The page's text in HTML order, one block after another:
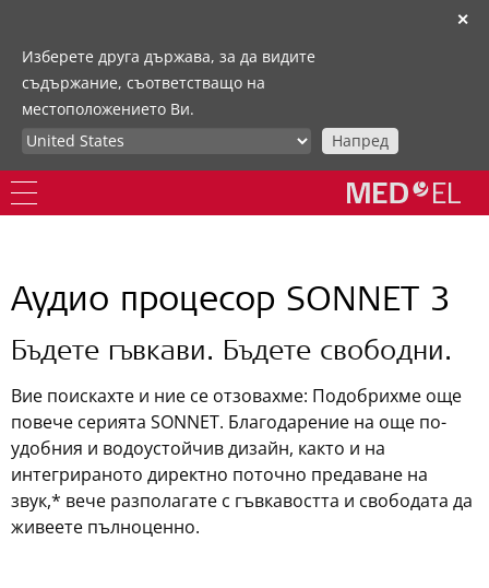
✕
Изберете друга държава, за да видите
съдържание, съответстващо на
местоположението Ви.
Напред
Аудио процесор SONNET 3
Бъдете гъвкави. Бъдете свободни.
Вие поискахте и ние се отзовахме: Подобрихме още
повече серията SONNET. Благодарение на още по-
удобния и водоустойчив дизайн, както и на
интегрираното директно поточно предаване на
звук,* вече разполагате с гъвкавостта и свободата да
живеете пълноценно.